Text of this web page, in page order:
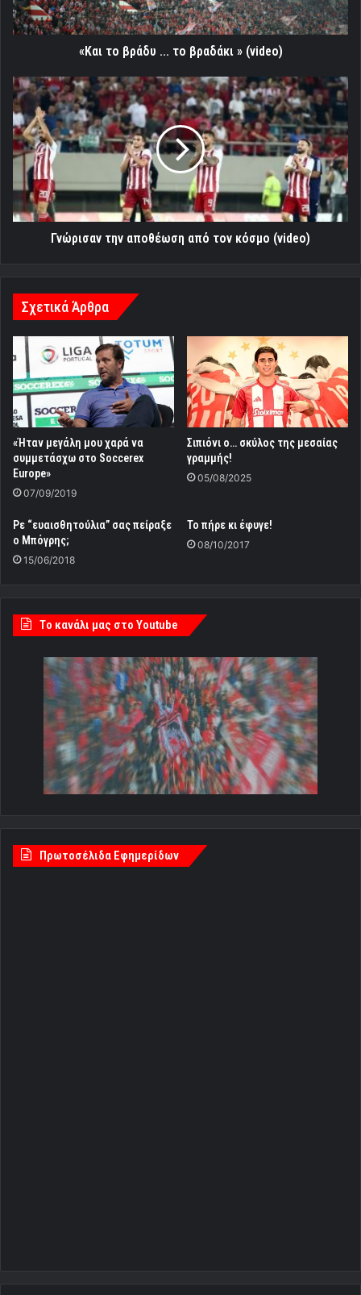
(video)
«Και το βράδυ ... το βραδάκι » (video)
Γνώρισαν
την
αποθέωση
από
τον
κόσμο
(video)
Γνώρισαν την αποθέωση από τον κόσμο (video)
Σχετικά Άρθρα
«Ήταν μεγάλη μου χαρά να
συμμετάσχω στο Soccerex
Europe»
07/09/2019
Σιπιόνι ο… σκύλος της μεσαίας
γραμμής!
05/08/2025
Ρε “ευαισθητούλια” σας πείραξε
ο Μπόγρης;
15/06/2018
Το πήρε κι έφυγε!
08/10/2017
Tο κανάλι μας στο Youtube
Πρωτοσέλιδα Εφημερίδων